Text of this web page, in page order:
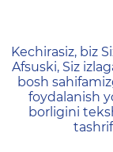
404 —
Kechirasiz, biz
Afsuski, Siz
bosh
foydalanish
borligini